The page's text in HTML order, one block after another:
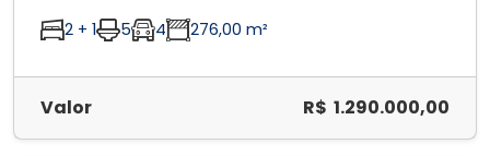
2 + 1 5 4 276,00 m²
Valor R$ 1.290.000,00